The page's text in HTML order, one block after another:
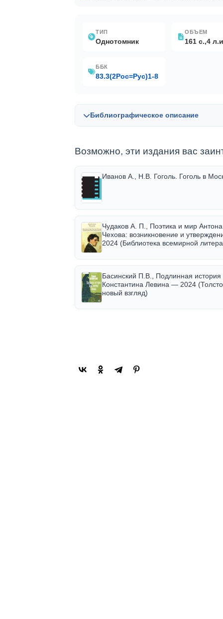
ТИП
Однотомник
ОБЪЕМ
161 с.,4
ББК
83.3(2Рос=Рус)1-8
Библиографическое описание
Библиографическая запись в OPAC-
Возможно, эти издания вас
Иванов А., Н.В. Гоголь. Гоголь в
Чудаков А. П., Поэтика и мир Антона
Чехова: возникновение и
2024 (Библиотека всемирной
Басинский П.В., Подлинная история
Константина Левина — 2024
новый взгляд)